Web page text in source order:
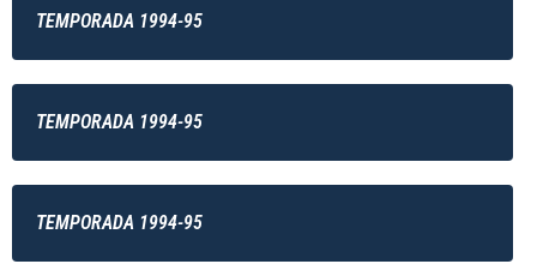
TEMPORADA 1994-95
TEMPORADA 1994-95
TEMPORADA 1994-95